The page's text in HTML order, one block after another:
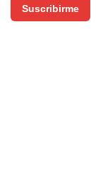
Suscribirme